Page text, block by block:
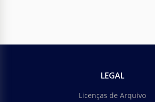
LEGAL
Licenças de Arquivo